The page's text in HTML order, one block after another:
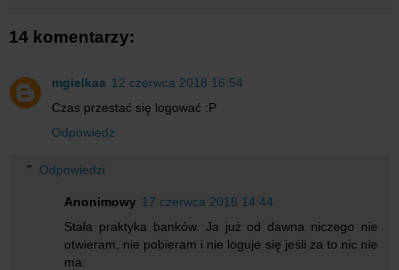
14 komentarzy:
mgielkaa 12 czerwca 2018 16:54
Czas przestać się logować :P
Odpowiedz
Odpowiedzi
Anonimowy 17 czerwca 2018 14:44
Stała praktyka banków. Ja już od dawna niczego nie
otwieram, nie pobieram i nie loguje się jeśli za to nic nie
ma.